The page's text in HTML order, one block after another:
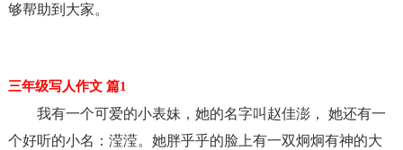
够帮助到大家。
三年级写人作文 篇1
我有一个可爱的小表妹，她的名字叫赵佳澎， 她还有一
个好听的小名：滢滢。她胖乎乎的脸上有一双炯炯有神的大